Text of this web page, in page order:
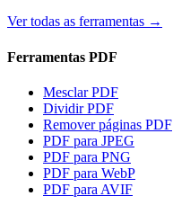
Ver todas as ferramentas →
Ferramentas PDF
Mesclar PDF
Dividir PDF
Remover páginas PDF
PDF para JPEG
PDF para PNG
PDF para WebP
PDF para AVIF